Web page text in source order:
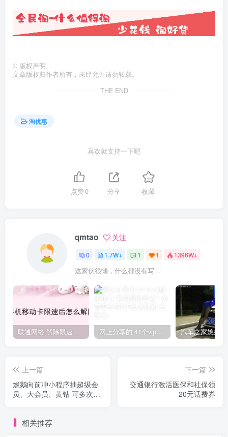
© 版权声明
文章版权归作者所有，未经允许请勿转载。
THE END
淘优惠
喜欢就支持一下吧
点赞0 分享 收藏
qmtao 关注
0 1.7W+ 1 1 1396W+
这家伙很懒，什么都没有写...
联通网络 解除限速方法参考！畅享、畅玩、老白干等及其它地区自测了 网上分享的 41个vip解析接口 有需要的拿去~ 免费看全网VIP会员视频
上一篇
燃鹅向前冲小程序抽超级会
员、大会员、黄钻 可多次参
下一篇
交通银行激活医保和社保领
20元话费券
相关推荐